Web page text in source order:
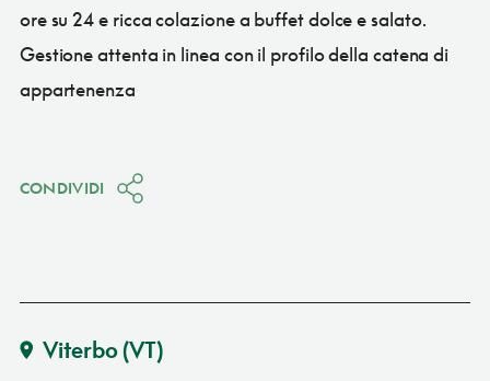
ore su 24 e ricca colazione a buffet dolce e salato.
Gestione attenta in linea con il profilo della catena di
appartenenza
CONDIVIDI
Viterbo(VT)